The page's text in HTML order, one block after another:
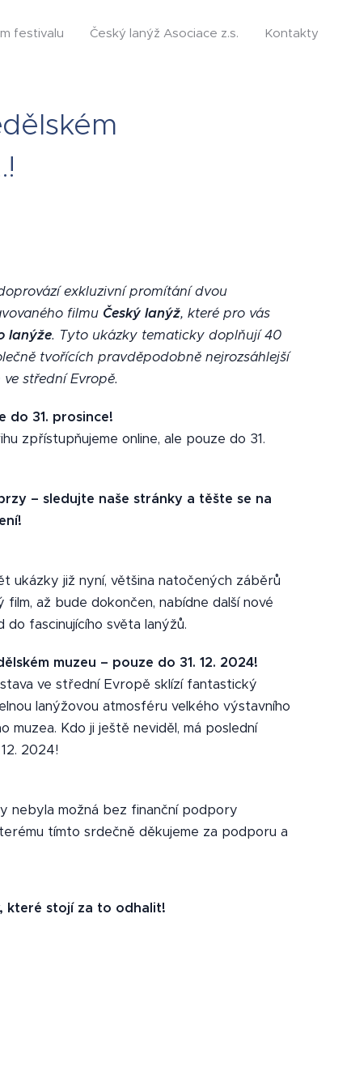
festivalu Český lanýž Asociace z.s. Kontakty
exkluzivní promítání dvou
filmu Český lanýž, které pro vás
lanýže. Tyto ukázky tematicky doplňují 40
tvořících pravděpodobně nejrozsáhlejší
střední Evropě.
do 31. prosince!
zpřístupňujeme online, ale pouze do 31.
– sledujte naše stránky a těšte se na
ukázky již nyní, většina natočených záběrů
film, až bude dokončen, nabídne další nové
fascinujícího světa lanýžů.
muzeu – pouze do 31. 12. 2024!
ve střední Evropě sklízí fantastický
lanýžovou atmosféru velkého výstavního
muzea. Kdo ji ještě neviděl, má poslední
2024!
nebyla možná bez finanční podpory
tímto srdečně děkujeme za podporu a
které stojí za to odhalit!